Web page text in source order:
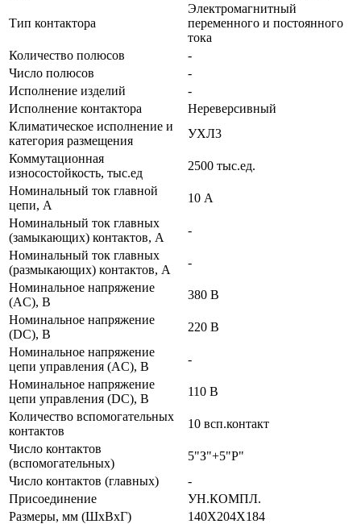
Тип контактора
Электромагнитный
переменного и постоянного
тока
Количество полюсов
-
Число полюсов
-
Исполнение изделий
-
Исполнение контактора
Нереверсивный
Климатическое исполнение и
категория размещения
УХЛ3
Коммутационная
износостойкость, тыс.ед
2500 тыс.ед.
Номинальный ток главной
цепи, А
10 А
Номинальный ток главных
(замыкающих) контактов, А
-
Номинальный ток главных
(размыкающих) контактов, А
-
Номинальное напряжение
(AC), В
380 В
Номинальное напряжение
(DC), В
220 В
Номинальное напряжение
цепи управления (AC), В
-
Номинальное напряжение
цепи управления (DC), В
110 В
Количество вспомогательных
контактов
10 всп.контакт
Число контактов
(вспомогательных)
5"З"+5"Р"
Число контактов (главных)
-
Присоединение
УН.КОМПЛ.
Размеры, мм (ШхВхГ)
140X204X184